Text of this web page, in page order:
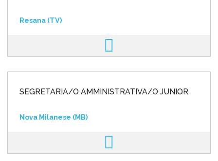
Resana (TV)
SEGRETARIA/O AMMINISTRATIVA/O JUNIOR
Nova Milanese (MB)